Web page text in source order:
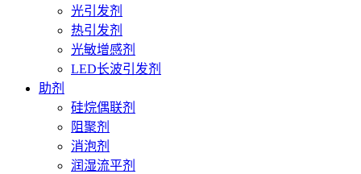
光引发剂
热引发剂
光敏增感剂
LED长波引发剂
助剂
硅烷偶联剂
阻聚剂
消泡剂
润湿流平剂